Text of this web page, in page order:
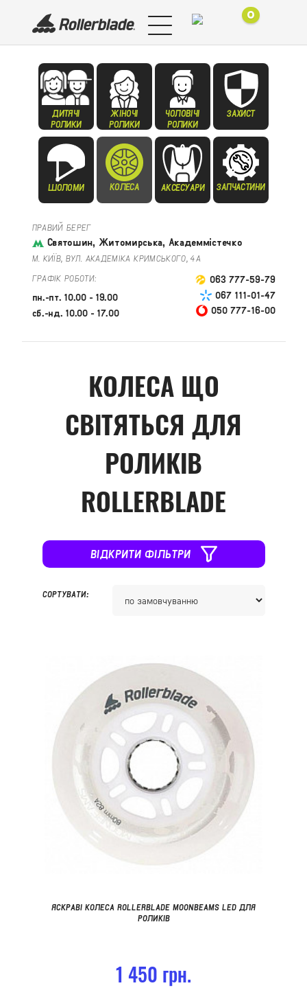
0
ДИТЯЧІ
РОЛИКИ
ЖІНОЧІ
РОЛИКИ
ЧОЛОВІЧІ
РОЛИКИ
ЗАХИСТ
ШОЛОМИ КОЛЕСА АКСЕСУАРИ ЗАПЧАСТИНИ
ПРАВИЙ БЕРЕГ
Святошин, Житомирська, Академмістечко
М. КИЇВ, ВУЛ. АКАДЕМІКА КРИМСЬКОГО, 4А
ГРАФІК РОБОТИ:
пн.-пт. 10.00 - 19.00
сб.-нд. 10.00 - 17.00
063 777-59-79
067 111-01-47
050 777-16-00
КОЛЕСА ЩО
СВІТЯТЬСЯ ДЛЯ
РОЛИКІВ
ROLLERBLADE
ВІДКРИТИ ФІЛЬТРИ
СОРТУВАТИ:
ЯСКРАВІ КОЛЕСА ROLLERBLADE MOONBEAMS LED ДЛЯ
РОЛИКІВ
1 450 грн.